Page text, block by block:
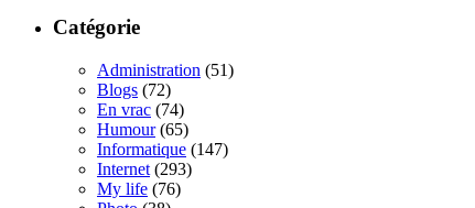
Catégorie
Administration (51)
Blogs (72)
En vrac (74)
Humour(65)
Informatique (147)
Internet (293)
My life (76)